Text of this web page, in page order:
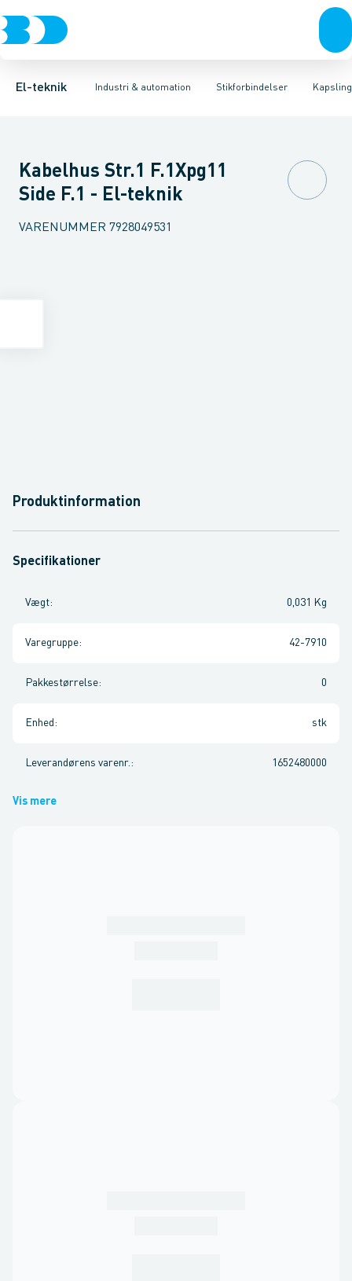
El-teknik Industri & automation
Afbrydere, stikkontakter & lampeudtagForgreningsmateriel
Stikforbindelser
Industristiksystemer Frekvensomformere og softstartere
Kapsling for industristikTilbehør til industrielle konnektorer
Kabelhus Str.1 F.1Xpg11
Side F.1 - El-teknik
VARENUMMER 7928049531
Produktinformation
Specifikationer
Vægt: 0,031 Kg
Varegruppe: 42-7910
Pakkestørrelse: 0
Enhed : stk
Leverandørens varenr. : 1652480000
Vis mere